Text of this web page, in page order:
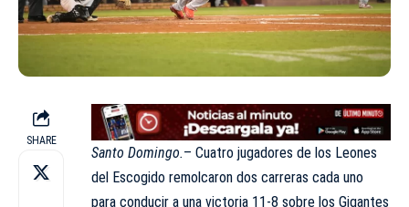
SHARE
Santo Domingo.– Cuatro jugadores de los Leones
del Escogido remolcaron dos carreras cada uno
para conducir a una victoria 11-8 sobre los Gigantes